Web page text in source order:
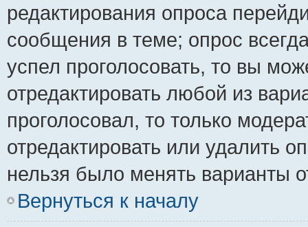
редактирования опроса
сообщения в теме; опрос
успел проголосовать, то вы
отредактировать любой из
проголосовал, то только
отредактировать или удалить
нельзя было менять варианты
Вернуться к началу